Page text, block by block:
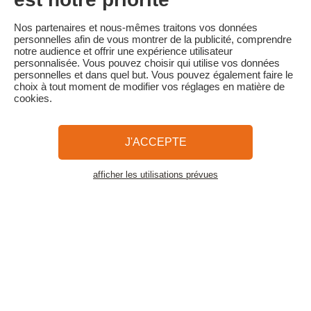
Familytrip vous conseille de souscrire l'assurance annulation de
son partenaire AREAS Assurances. Souscrivez au moment de la
réservation ou dans les 24h suivant votre réservation par
téléphone.
CGV et Charte de Confidentialité
La Presse parle de nous
Plan du site
Nos partenaires et nous-mêmes traitons vos données
personnelles afin de vous montrer de la publicité, comprendre
notre audience et offrir une expérience utilisateur
personnalisée. Vous pouvez choisir qui utilise vos données
personnelles et dans quel but. Vous pouvez également faire le
choix à tout moment de modifier vos réglages en matière de
cookies.
J'ACCEPTE
afficher les utilisations prévues